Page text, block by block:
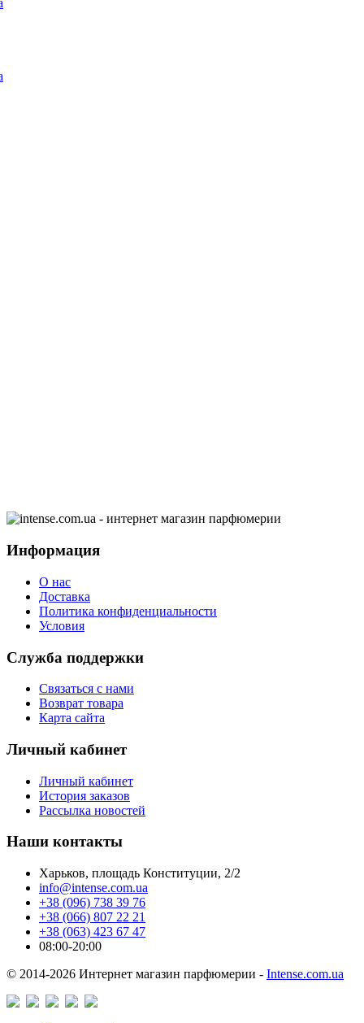
Информация
О нас
Доставка
Политика конфиденциальности
Условия
Служба поддержки
Связаться с нами
Возврат товара
Карта сайта
Личный кабинет
Личный кабинет
История заказов
Рассылка новостей
Наши контакты
Харьков, площадь Конституции, 2/2
info@intense.com.ua
+38 (096) 738 39 76
+38 (066) 807 22 21
+38 (063) 423 67 47
08:00-20:00
© 2014-2026 Интернет магазин парфюмерии - Intense.com.ua